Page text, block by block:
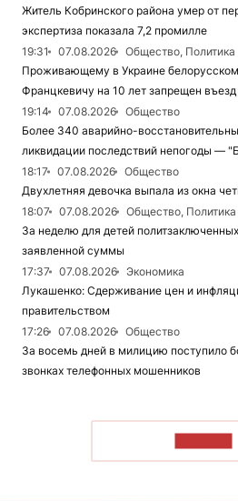
Житель Кобринского района умер от
экспертиза показала 7,2 промилле
19:31
07.08.2026
Общество, Политика
Проживающему в Украине
Францкевичу на 10 лет запрещен
19:14
07.08.2026
Общество
Более 340 аварийно-
ликвидации последствий непогоды —
18:17
07.08.2026
Общество
Двухлетняя девочка выпала из окна
18:07
07.08.2026
Общество, Политика
За неделю для детей
заявленной суммы
17:37
07.08.2026
Экономика
Лукашенко: Сдерживание цен и
правительством
17:26
07.08.2026
Общество
За восемь дней в милицию поступило
звонках телефонных мошенников